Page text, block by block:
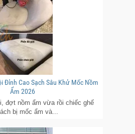
Đỉnh Cao Sạch Sâu Khử Mốc Nồm
Ẩm 2026
đợt nồm ẩm vừa rồi chiếc ghế
bị mốc ẩm và...